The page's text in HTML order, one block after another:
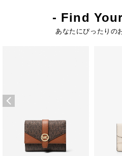
- Find
あなたにぴったりの